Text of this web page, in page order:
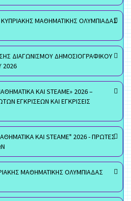
ΚΥΠΡΙΑΚΗΣ ΜΑΘΗΜΑΤΙΚΗΣ ΟΛΥΜΠΙΑΔΑΣ
ΔΙΑΓΩΝΙΣΜΟΥ ΔΗΜΟΣΙΟΓΡΑΦΙΚΟΥ
2026
ΚΑΙ STEAME» 2026 –
ΕΓΚΡΙΣΕΩΝ ΚΑΙ ΕΓΚΡΙΣΕΙΣ
ΚΑΙ STEAME" 2026 - ΠΡΩΤΕΣ
ΜΑΘΗΜΑΤΙΚΗΣ ΟΛΥΜΠΙΑΔΑΣ